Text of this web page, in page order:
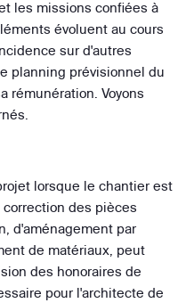
les missions confiées à
évoluent au cours
sur d'autres
planning prévisionnel du
rémunération. Voyons
lorsque le chantier est
des pièces
d'aménagement par
de matériaux, peut
des honoraires de
pour l'architecte de